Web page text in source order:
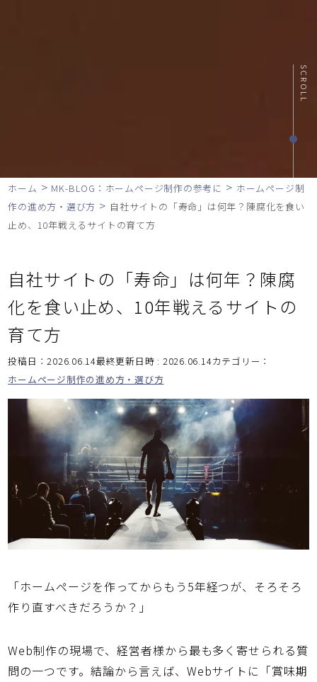
SCROLL
ホーム > MK-BLOG：ホームページ制作の参考に > ホームページ制
作の進め方・選び方 > 自社サイトの「寿命」は何年？陳腐化を食い
止め、10年戦えるサイトの育て方
自社サイトの「寿命」は何年？陳腐
化を食い止め、10年戦えるサイトの
育て方
投稿日：2026.06.14最終更新日時 : 2026.06.14カテゴリー：
ホームページ制作の進め方・選び方
「ホームページを作ってからもう5年経つが、そろそろ
作り直すべきだろうか？」
Web制作の現場で、経営者様から最も多く寄せられる質
問の一つです。結論から言えば、Webサイトに「賞味期